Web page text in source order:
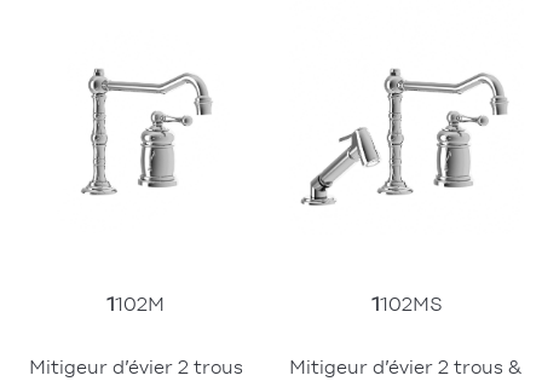
1102M
Mitigeur d’évier 2 trous
1102MS
Mitigeur d’évier 2 trous &